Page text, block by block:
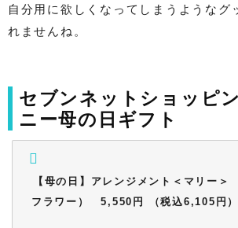
自分用に欲しくなってしまうようなグ
れませんね。
セブンネットショッピ
ニー母の日ギフト
【母の日】アレンジメント＜マリー
フラワー） 5,550円 （税込6,105円）